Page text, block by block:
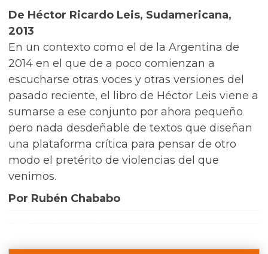
De Héctor Ricardo Leis, Sudamericana,
2013
En un contexto como el de la Argentina de
2014 en el que de a poco comienzan a
escucharse otras voces y otras versiones del
pasado reciente, el libro de Héctor Leis viene a
sumarse a ese conjunto por ahora pequeño
pero nada desdeñable de textos que diseñan
una plataforma crítica para pensar de otro
modo el pretérito de violencias del que
venimos.
Por Rubén Chababo